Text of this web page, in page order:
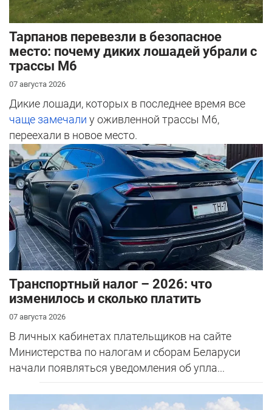
Тарпанов перевезли в безопасное
место: почему диких лошадей убрали с
трассы М6
07 августа 2026
Дикие лошади, которых в последнее время все
чаще замечали у оживленной трассы М6,
переехали в новое место.
Транспортный налог – 2026: что
изменилось и сколько платить
07 августа 2026
В личных кабинетах плательщиков на сайте
Министерства по налогам и сборам Беларуси
начали появляться уведомления об упла...